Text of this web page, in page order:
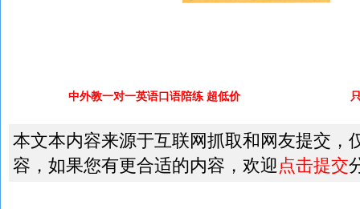
中外教一对一英语口语陪练 超低价
本文本内容来源于互联网抓取和网友提交，
容，如果您有更合适的内容，欢迎点击提交